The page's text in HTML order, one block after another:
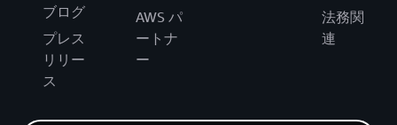
ブログ
プレス
リリー
ス
AWS パ
ートナ
ー
法務関
連